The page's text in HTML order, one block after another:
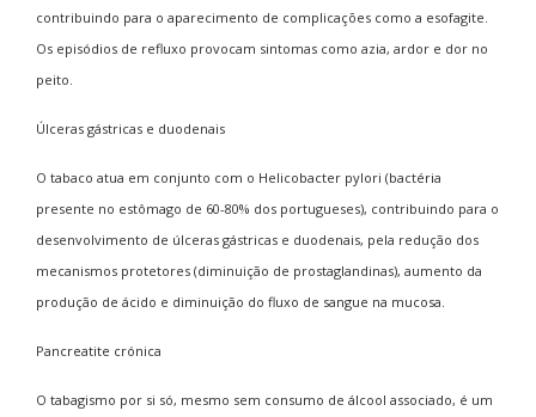
contribuindo para o aparecimento de complicações como a esofagite.
Os episódios de refluxo provocam sintomas como azia, ardor e dor no
peito.
Úlceras gástricas e duodenais
O tabaco atua em conjunto com o Helicobacter pylori (bactéria
presente no estômago de 60-80% dos portugueses), contribuindo para o
desenvolvimento de úlceras gástricas e duodenais, pela redução dos
mecanismos protetores (diminuição de prostaglandinas), aumento da
produção de ácido e diminuição do fluxo de sangue na mucosa.
Pancreatite crónica
O tabagismo por si só, mesmo sem consumo de álcool associado, é um